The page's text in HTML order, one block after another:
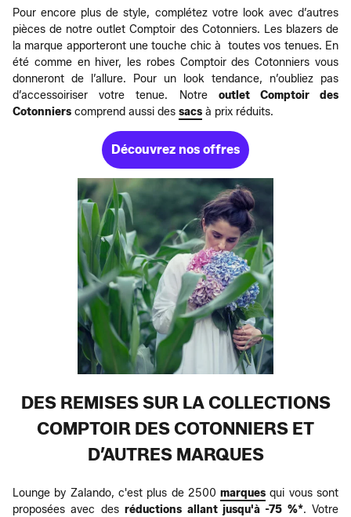
Pour encore plus de style, complétez votre look avec d’autres
pièces de notre outlet Comptoir des Cotonniers. Les blazers de
la marque apporteront une touche chic à toutes vos tenues. En
été comme en hiver, les robes Comptoir des Cotonniers vous
donneront de l’allure. Pour un look tendance, n’oubliez pas
d’accessoiriser votre tenue. Notre outlet Comptoir des
Cotonniers comprend aussi des sacs à prix réduits.
Découvrez nos offres
DES REMISES SUR LA COLLECTIONS
COMPTOIR DES COTONNIERS ET
D’AUTRES MARQUES
Lounge by Zalando, c'est plus de 2500marques qui vous sont
proposées avec desréductions allant jusqu'à -75 %*. Votre